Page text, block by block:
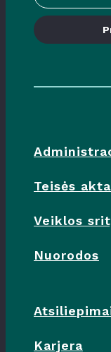
Teisės
Veiklos
Nuorodos
Karjera